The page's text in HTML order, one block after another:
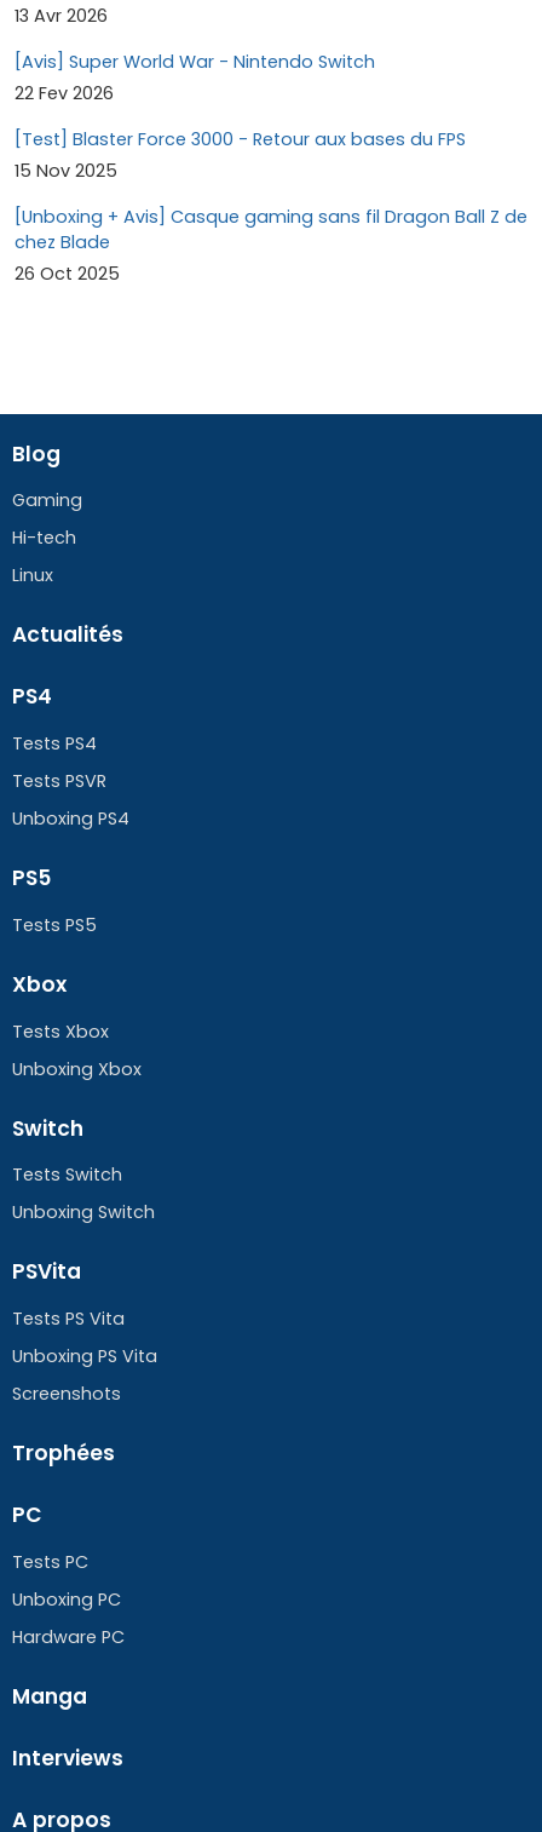
13 Avr 2026
[Avis] Super World War - Nintendo Switch
22 Fev 2026
[Test] Blaster Force 3000 - Retour aux bases du FPS
15 Nov 2025
[Unboxing + Avis] Casque gaming sans fil Dragon Ball Z de
chez Blade
26 Oct 2025
Blog
Gaming
Hi-tech
Linux
Actualités
PS4
Tests PS4
Tests PSVR
Unboxing PS4
PS5
Tests PS5
Xbox
Tests Xbox
Unboxing Xbox
Switch
Tests Switch
Unboxing Switch
PSVita
Tests PS Vita
Unboxing PS Vita
Screenshots
Trophées
PC
Tests PC
Unboxing PC
Hardware PC
Manga
Interviews
A propos